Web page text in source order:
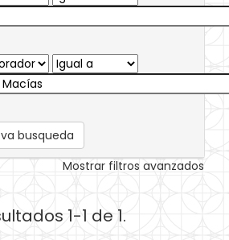
busqueda
Mostrar filtros avanzados
1-1 de 1.